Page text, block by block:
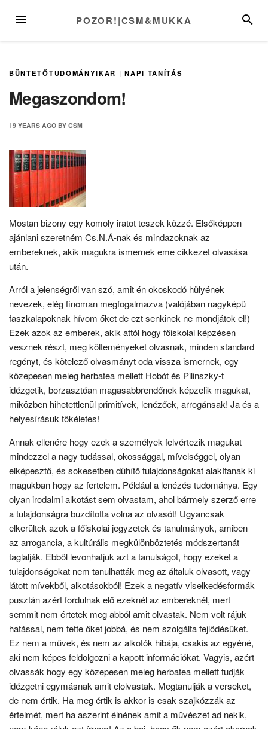
MENU POZOR!|CSM&MUKKA
BÜNTETŐTUDOMÁNYIKAR |NAPI TANÍTÁS
Megaszondom!
19 YEARS AGO BY CSM
Mostan bizony egy komoly iratot teszek közzé. Elsőképpen
ajánlani szeretném Cs.N.Á-nak és mindazoknak az
embereknek, akik magukra ismernek eme cikkezet olvasása
után.
Arról a jelenségről van szó, amit én okoskodó hülyének
nevezek, elég finoman megfogalmazva (valójában nagyképű
faszkalapoknak hívom őket de ezt senkinek ne mondjátok el!)
Ezek azok az emberek, akik attól hogy főiskolai képzésen
vesznek részt, meg költeményeket olvasnak, minden standard
regényt, és kötelező olvasmányt oda vissza ismernek, egy
közepesen meleg herbatea mellett Hobót és Pilinszky-t
idézgetik, borzasztóan magasabbrendőnek képzelik magukat,
miközben hihetettlenül primitívek, lenézőek, arrogánsak! Ja és a
helyesírásuk tökéletes!
Annak ellenére hogy ezek a személyek felvértezik magukat
mindezzel a nagy tudással, okossággal, mívelséggel, olyan
elképesztő, és sokesetben dühítő tulajdonságokat alakítanak ki
magukban hogy az fertelem. Például a lenézés tudománya. Egy
olyan irodalmi alkotást sem olvastam, ahol bármely szerző erre
a tulajdonságra buzdította volna az olvasót! Ugyancsak
elkerültek azok a főiskolai jegyzetek és tanulmányok, amiben
az arrogancia, a kultúrális megkülönböztetés módszertanát
taglalják. Ebből levonhatjuk azt a tanulságot, hogy ezeket a
tulajdonságokat nem tanulhatták meg az általuk olvasott, vagy
látott mívekből, alkotásokból! Ezek a negatív viselkedésformák
pusztán azért fordulnak elő ezeknél az embereknél, mert
semmit nem értetek meg abból amit olvastak. Nem volt rájuk
hatással, nem tette őket jobbá, és nem szolgálta fejlődésüket.
Ez nem a művek, és nem az alkotók hibája, csakis az egyéné,
aki nem képes feldolgozni a kapott információkat. Vagyis, azért
olvassák hogy egy közepesen meleg herbatea mellett tudják
idézgetni egymásnak amit elolvastak. Megtanulják a verseket,
de nem értik. Ha meg értik is akkor is csak szajkózzák az
értelmét, mert ha aszerint élnének amit a művészet ad nekik,